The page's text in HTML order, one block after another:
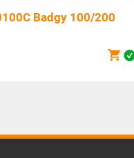
Badgy 100/200